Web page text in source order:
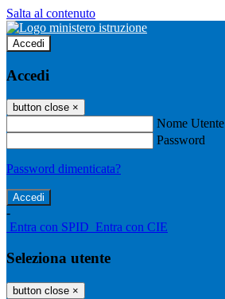
Salta al contenuto
Accedi
Accedi
button close ×
Nome Utente
Password
Password dimenticata?
-
Entra con SPID Entra con CIE
Seleziona utente
button close ×